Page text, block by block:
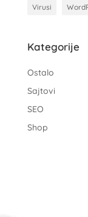
Virusi
Kategorije
Ostalo
Sajtovi
SEO
Shop